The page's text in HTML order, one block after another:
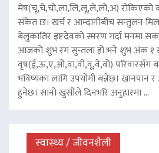
मेष(चू,चे,चो,ला,लि,लू,ले,लो,अ) रोकिएको
संकेत छ। खर्च र आम्दानीबीच सन्तुलन
बेलुकातिर इष्टदेवको स्मरण गर्दा मनमा
आजको शुभ रंग सुन्तला हो भने शुभ अंक १
वृष(ई,ऊ,ए,ओ,वा,वी,वू,वे,वो) परिवारसँग
भविष्यका लागि उपयोगी बन्नेछ। खानपान र
हुनेछ। सानो खुसीले दिनभरि अनुहारमा ...
स्वास्थ्य / जीवनशैली